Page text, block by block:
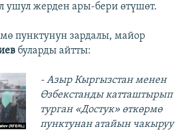
ушул жерден ары-бери өтүшөт.
пунктунун зардалы, майор
буларды айтты:
- Азыр Кыргызстан менен
Өзбекстанды катташтырып
турган «Достук» өткөрмө
пунктунан атайын чакыруу